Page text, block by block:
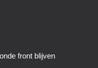
front blijven